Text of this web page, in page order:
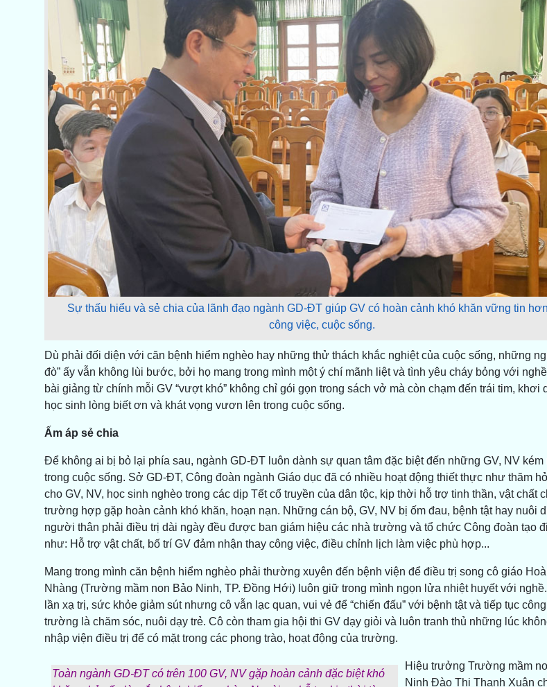
Sự thấu hiểu và sẻ chia của lãnh đạo ngành GD-ĐT giúp GV có hoàn cảnh khó khăn vững tin
công việc, cuộc sống.
Dù phải đối diện với căn bệnh hiểm nghèo hay những thử thách khắc nghiệt của cuộc sống, những
đò” ấy vẫn không lùi bước, bởi họ mang trong mình một ý chí mãnh liệt và tình yêu cháy bỏng với
bài giảng từ chính mỗi GV “vượt khó” không chỉ gói gọn trong sách vở mà còn chạm đến trái tim, khơi
học sinh lòng biết ơn và khát vọng vươn lên trong cuộc sống.
Ấm áp sẻ chia
Để không ai bị bỏ lại phía sau, ngành GD-ĐT luôn dành sự quan tâm đặc biệt đến những GV, NV kém
trong cuộc sống. Sở GD-ĐT, Công đoàn ngành Giáo dục đã có nhiều hoạt động thiết thực như thăm
cho GV, NV, học sinh nghèo trong các dịp Tết cổ truyền của dân tộc, kịp thời hỗ trợ tinh thần, vật chất
trường hợp gặp hoàn cảnh khó khăn, hoạn nạn. Những cán bộ, GV, NV bị ốm đau, bệnh tật hay nuôi
người thân phải điều trị dài ngày đều được ban giám hiệu các nhà trường và tổ chức Công đoàn tạo
như: Hỗ trợ vật chất, bố trí GV đảm nhận thay công việc, điều chỉnh lịch làm việc phù hợp...
Mang trong mình căn bệnh hiểm nghèo phải thường xuyên đến bệnh viện để điều trị song cô giáo
Nhàng (Trường mầm non Bảo Ninh, TP. Đồng Hới) luôn giữ trong mình ngọn lửa nhiệt huyết với
lần xạ trị, sức khỏe giảm sút nhưng cô vẫn lạc quan, vui vẻ để “chiến đấu” với bệnh tật và tiếp tục
trường là chăm sóc, nuôi dạy trẻ. Cô còn tham gia hội thi GV dạy giỏi và luôn tranh thủ những lúc
nhập viện điều trị để có mặt trong các phong trào, hoạt động của trường.
Toàn ngành GD-ĐT có trên 100 GV, NV gặp hoàn cảnh đặc biệt khó
Hiệu trưởng Trường mầm
Ninh Đào Thị Thanh Xuân